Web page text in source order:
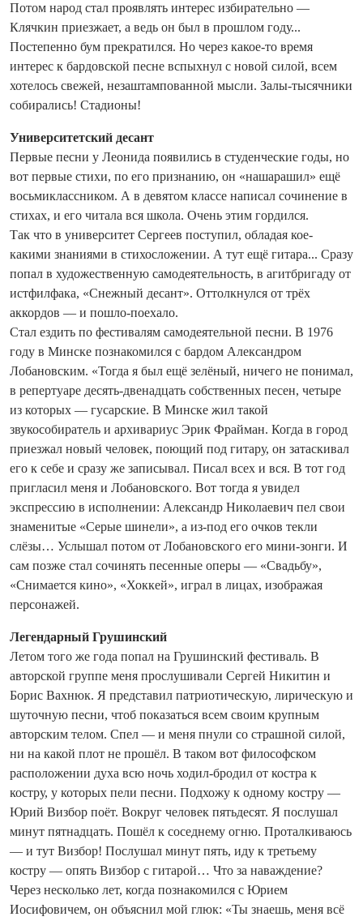
Потом народ стал проявлять интерес избирательно —
Клячкин приезжает, а ведь он был в прошлом году...
Постепенно бум прекратился. Но через какое-то время
интерес к бардовской песне вспыхнул с новой силой, всем
хотелось свежей, незаштампованной мысли. Залы-тысячники
собирались! Стадионы!
Университетский десант
Первые песни у Леонида появились в студенческие годы, но
вот первые стихи, по его признанию, он «нашарашил» ещё
восьмиклассником. А в девятом классе написал сочинение в
стихах, и его читала вся школа. Очень этим гордился.
Так что в университет Сергеев поступил, обладая кое-
какими знаниями в стихосложении. А тут ещё гитара... Сразу
попал в художественную самодеятельность, в агитбригаду от
истфилфака, «Снежный десант». Оттолкнулся от трёх
аккордов — и пошло-поехало.
Стал ездить по фестивалям самодеятельной песни. В 1976
году в Минске познакомился с бардом Александром
Лобановским. «То­гда я был ещё зелёный, ничего не понимал,
в репертуаре десять‑двена­дцать собственных песен, четыре
из которых — гусарские. В Минске жил такой
звукособиратель и архивариус Эрик Фрайман. Когда в город
приезжал новый человек, поющий под гитару, он затаскивал
его к себе и сразу же записывал. Писал всех и вся. В тот год
пригласил меня и Лобановского. Вот тогда я увидел
экспрессию в исполнении: Александр Николаевич пел свои
знаменитые «Серые шинели», а из-под его очков текли
слёзы… Услышал потом от Лобановского его мини-зонги. И
сам позже стал сочинять песенные оперы — «Свадьбу»,
«Снимается кино», «Хоккей», играл в лицах, изображая
персонажей.
Легендарный Грушинский
Летом того же года попал на Грушинский фестиваль. В
авторской группе меня прослушивали Сергей Никитин и
Борис Вахнюк. Я представил патриотическую, лирическую и
шуточную песни, чтоб показаться всем своим крупным
авторским телом. Спел — и меня пнули со страшной силой,
ни на какой плот не прошёл. В таком вот философском
расположении духа всю ночь ходил-бродил от костра к
костру, у которых пели песни. Подхожу к одному костру —
Юрий Визбор поёт. Вокруг человек пятьдесят. Я послушал
минут пятнадцать. Пошёл к соседнему огню. Проталкиваюсь
— и тут Визбор! Послушал минут пять, иду к третьему
костру — опять Визбор с гитарой… Что за наваждение?
Через несколько лет, когда познакомился с Юрием
Иосифовичем, он объяснил мой глюк: «Ты знаешь, меня всё